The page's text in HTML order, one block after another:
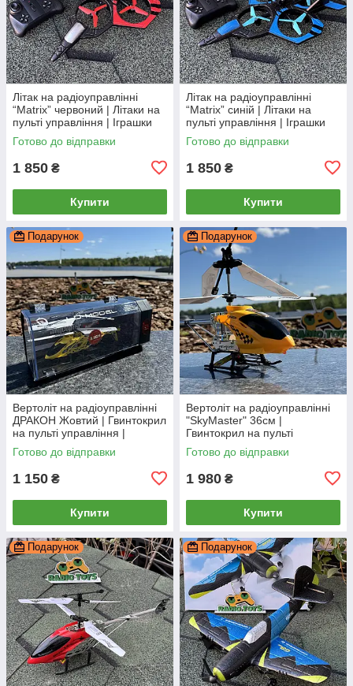
Літак на радіоуправлінні
“Matrix” червоний | Літаки на
пульті управління | Іграшки
на радіокеруванні
Готово до відправки
1 850 ₴
Купити
Літак на радіоуправлінні
“Matrix” синій | Літаки на
пульті управління | Іграшки
на радіокеруванні
Готово до відправки
1 850 ₴
Купити
Подарунок
Вертоліт на радіоуправлінні
ДРАКОН Жовтий | Гвинтокрил
на пульті управління |
Гелікоптер на радіокеруванні
Готово до відправки
1 150 ₴
Купити
Подарунок
Вертоліт на радіоуправлінні
"SkyMaster" 36см |
Гвинтокрил на пульті
управління | Гелікоптер на
радіокеруванні
Готово до відправки
1 980 ₴
Купити
Подарунок Подарунок